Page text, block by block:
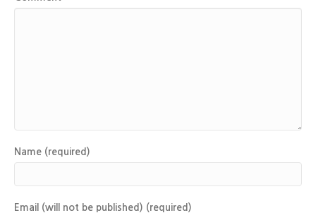
Name (required)
Email (will not be published) (required)